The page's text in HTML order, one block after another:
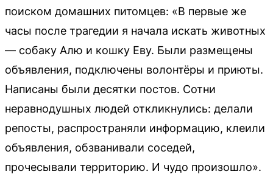
поиском домашних питомцев: «В первые же
часы после трагедии я начала искать животных
— собаку Алю и кошку Еву. Были размещены
объявления, подключены волонтёры и приюты.
Написаны были десятки постов. Сотни
неравнодушных людей откликнулись: делали
репосты, распространяли информацию, клеили
объявления, обзванивали соседей,
прочесывали территорию. И чудо произошло».